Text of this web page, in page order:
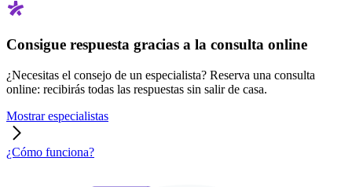
Consigue respuesta gracias a la consulta online
¿Necesitas el consejo de un especialista? Reserva una consulta
online: recibirás todas las respuestas sin salir de casa.
Mostrar especialistas
¿Cómo funciona?